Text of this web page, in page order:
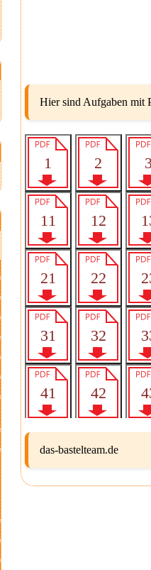
Hier sind Aufgaben mit
das-bastelteam.de